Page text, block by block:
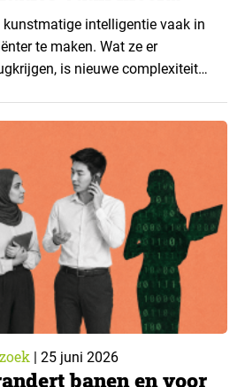
kunstmatige intelligentie vaak in
te maken. Wat ze er
is nieuwe complexiteit
arbeidsbemiddelingsorganisatie
het matchen van…
| 25 juni 2026
banen en voor